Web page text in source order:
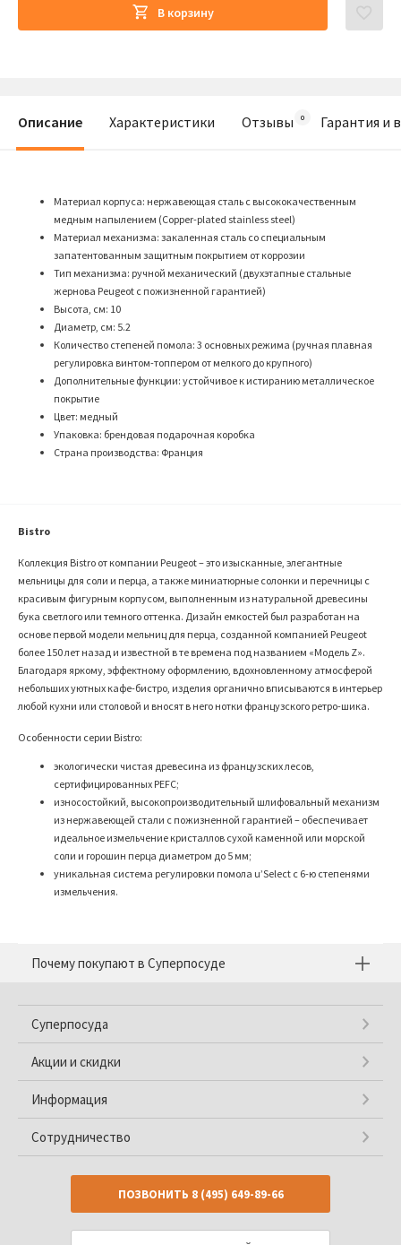
В корзину
Описание Характеристики Отзывы Гарантия и
Материал корпуса: нержавеющая сталь с высококачественным
медным напылением (Copper-plated stainless steel)
Материал механизма: закаленная сталь со специальным
запатентованным защитным покрытием от коррозии
Тип механизма: ручной механический (двухэтапные стальные
жернова Peugeot с пожизненной гарантией)
Высота, см: 10
Диаметр, см: 5.2
Количество степеней помола: 3 основных режима (ручная плавная
регулировка винтом-топпером от мелкого до крупного)
Дополнительные функции: устойчивое к истиранию металлическое
покрытие
Цвет: медный
Упаковка: брендовая подарочная коробка
Страна производства: Франция
Bistro
Коллекция Bistro от компании Peugeot – это изысканные, элегантные
мельницы для соли и перца, а также миниатюрные солонки и перечницы с
красивым фигурным корпусом, выполненным из натуральной древесины
бука светлого или темного оттенка. Дизайн емкостей был разработан на
основе первой модели мельниц для перца, созданной компанией Peugeot
более 150 лет назад и известной в те времена под названием «Модель Z».
Благодаря яркому, эффектному оформлению, вдохновленному атмосферой
небольших уютных кафе-бистро, изделия органично вписываются в интерьер
любой кухни или столовой и вносят в него нотки французского ретро-шика.
Особенности серии Bistro:
экологически чистая древесина из французских лесов,
сертифицированных PEFC;
износостойкий, высокопроизводительный шлифовальный механизм
из нержавеющей стали с пожизненной гарантией – обеспечивает
идеальное измельчение кристаллов сухой каменной или морской
соли и горошин перца диаметром до 5 мм;
уникальная система регулировки помола u’Select с 6-ю степенями
измельчения.
Почему покупают в Суперпосуде
Суперпосуда
Акции и скидки
Информация
Сотрудничество
ПОЗВОНИТЬ 8 (495) 649-89-66